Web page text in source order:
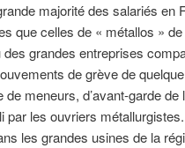
majorité des salariés en
que celles de « métallos »
grandes entreprises
de grève de
de meneurs, d’avant-garde
par les ouvriers
les grandes usines de la